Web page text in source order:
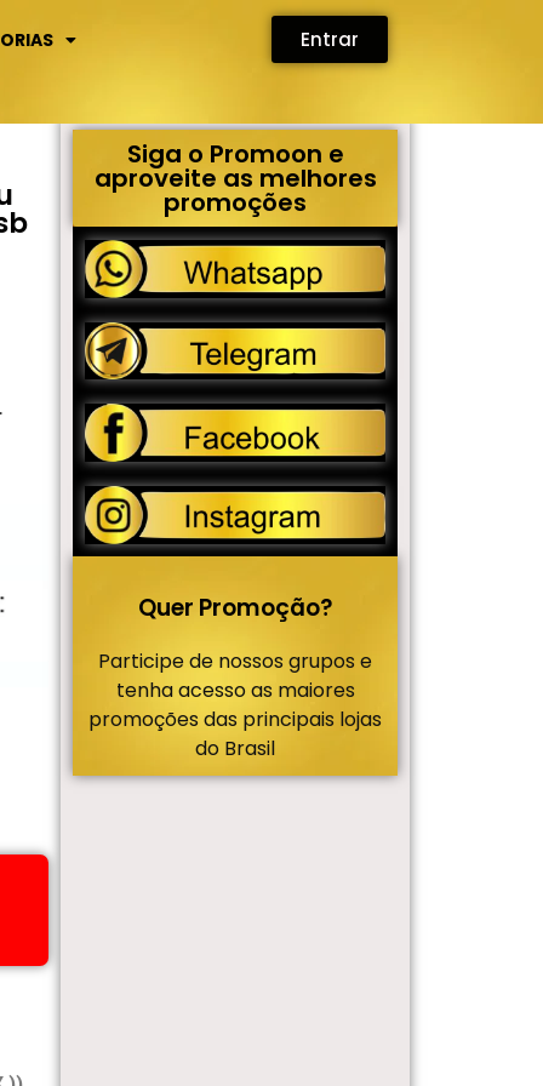
Entrar
Siga o Promoon e
aproveite as melhores
promoções
Quer Promoção?
Participe de nossos grupos e
tenha acesso as maiores
promoções das principais lojas
do Brasil